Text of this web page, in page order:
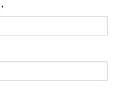
*